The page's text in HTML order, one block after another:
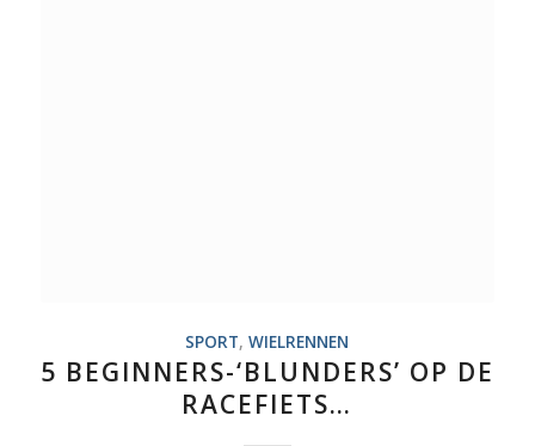
SPORT,WIELRENNEN
5 BEGINNERS-‘BLUNDERS’ OP DE
RACEFIETS…